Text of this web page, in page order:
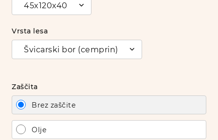
45x120x40
Vrsta lesa
Švicarski bor (cemprin)
Zaščita
Brez zaščite
Olje